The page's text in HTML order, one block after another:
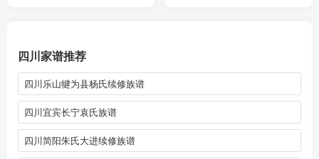
四川家谱推荐
四川乐山犍为县杨氏续修族谱
四川宜宾长宁袁氏族谱
四川简阳朱氏大进续修族谱